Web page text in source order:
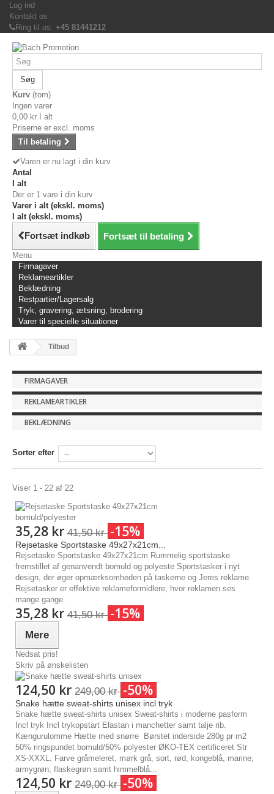
Log ind
Kontakt os
Ring til os: +45 81441212
Søg
Kurv (tom)
Ingen varer
0,00 kr
I alt
Priserne er excl. moms
Til betaling
Varen er nu lagt i din kurv
Antal
I alt
Der er 1 vare i din kurv
Varer i alt (ekskl. moms)
I alt (ekskl. moms)
Fortsæt indkøb Fortsæt til betaling
Menu
Firmagaver
Reklameartikler
Beklædning
Restpartier/Lagersalg
Tryk, gravering, ætsning, brodering
Varer til specielle situationer
Tilbud
FIRMAGAVER
REKLAMEARTIKLER
BEKLÆDNING
Sorter efter
Viser 1 - 22 af 22
35,28 kr 41,50 kr -15%
Rejsetaske Sportstaske 49x27x21cm...
Rejsetaske Sportstaske 49x27x21cm Rummelig sportstaske
fremstillet af genanvendt bomuld og polyeste Sportstasker i nyt
design, der øger opmærksomheden på taskerne og Jeres reklame.
Rejsetasker er effektive reklameformidlere, hvor reklamen ses
mange gange.
35,28 kr 41,50 kr -15%
Mere
Nedsat pris!
Skriv på ønskelisten
124,50 kr 249,00 kr -50%
Snake hætte sweat-shirts unisex incl tryk
Snake hætte sweat-shirts unisex Sweat-shirts i moderne pasform
Incl tryk Incl trykopstart Elastan i manchetter samt talje rib.
Kængurulomme Hætte med snørre Børstet inderside 280g pr m2
50% ringspundet bomuld/50% polyester ØKO-TEX certificeret Str
XS-XXXL. Farve gråmeleret, mørk grå, sort, rød, kongeblå, marine,
armygrøn, flaskegrøn samt himmelblå...
124,50 kr 249,00 kr -50%